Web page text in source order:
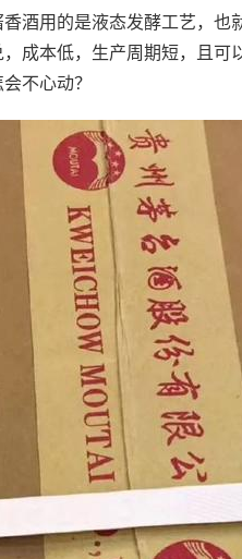
酒用的是液态发酵工艺，也
成本低，生产周期短，且可
不心动？